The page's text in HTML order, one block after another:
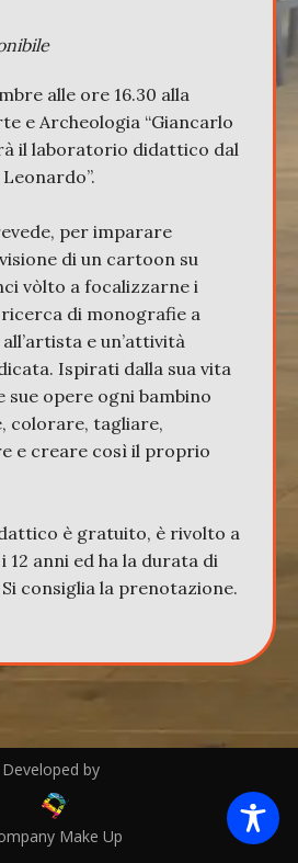
alle ore 16.30 alla
e Archeologia “Giancarlo
il laboratorio didattico dal
per imparare
di un cartoon su
vòlto a focalizzarne i
di monografie a
e un’attività
Ispirati dalla sua vita
sue opere ogni bambino
colorare, tagliare,
e creare così il proprio
è gratuito, è rivolto a
12 anni ed ha la durata di
Si consiglia la prenotazione.
Developed by
Make Up